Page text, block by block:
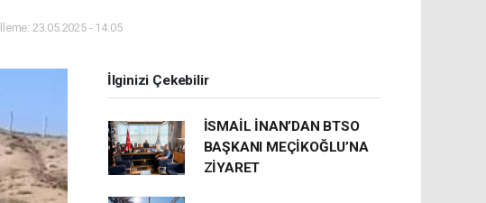
23.05.2025 - 14:05
İlginizi Çekebilir
İSMAİL İNAN’DAN BTSO
BAŞKANI MEÇİKOĞLU’NA
ZİYARET